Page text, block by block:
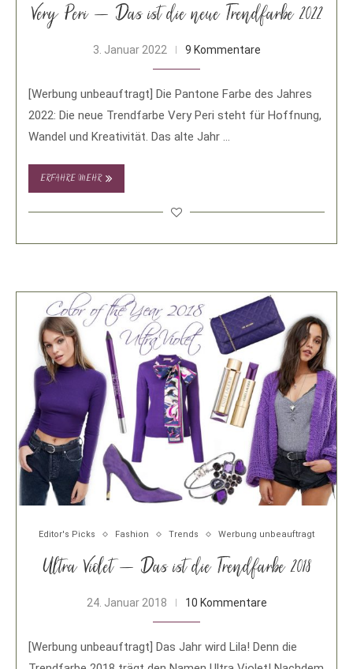
Very Peri – Das ist die neue Trendfarbe 2022
3. Januar 2022 9 Kommentare
[Werbung unbeauftragt] Die Pantone Farbe des Jahres
2022: Die neue Trendfarbe Very Peri steht für Hoffnung,
Wandel und Kreativität. Das alte Jahr …
ERFAHRE MEHR
Editor's Picks Fashion Trends Werbung unbeauftragt
Ultra Violet – Das ist die Trendfarbe 2018
24. Januar 2018 10 Kommentare
[Werbung unbeauftragt] Das Jahr wird Lila! Denn die